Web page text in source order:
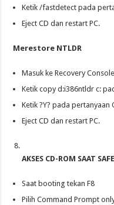
Ketik /fastdetect pada
Eject CD dan restart PC.
Merestore NTLDR
Masuk ke Recovery Console
Ketik copy d:i386ntldr c:
Ketik ?Y? pada pertanyaan
Eject CD dan restart PC.
AKSES CD-ROM SAAT
Saat booting tekan F8
Pilih Command Prompt